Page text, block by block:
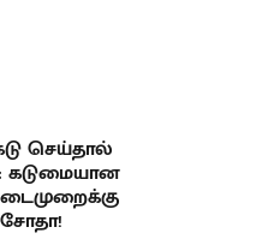
செய்தால்
கடுமையான